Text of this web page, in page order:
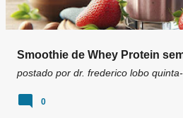
Smoothie de Whey Protein
postado por dr. frederico lobo
0